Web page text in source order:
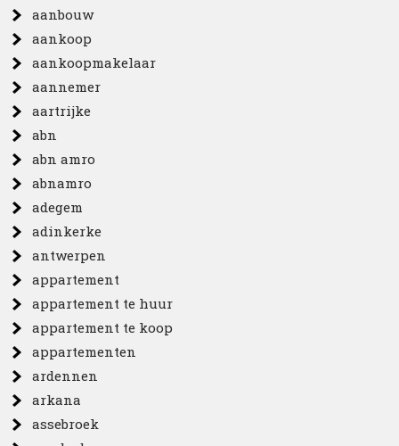
aanbouw
aankoop
aankoopmakelaar
aannemer
aartrijke
abn
abn amro
abnamro
adegem
adinkerke
antwerpen
appartement
appartement te huur
appartement te koop
appartementen
ardennen
arkana
assebroek